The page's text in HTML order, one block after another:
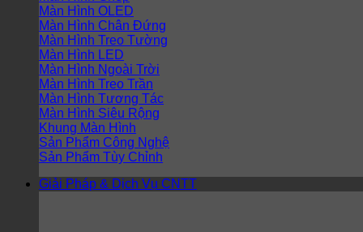
Màn Hình OLED
Màn Hình Chân Đứng
Màn Hình Treo Tường
Màn Hình LED
Màn Hình Ngoài Trời
Màn Hình Treo Trần
Màn Hình Tương Tác
Màn Hình Siêu Rộng
Khung Màn Hình
Sản Phẩm Công Nghệ
Sản Phẩm Tùy Chỉnh
Giải Pháp & Dịch Vụ CNTT